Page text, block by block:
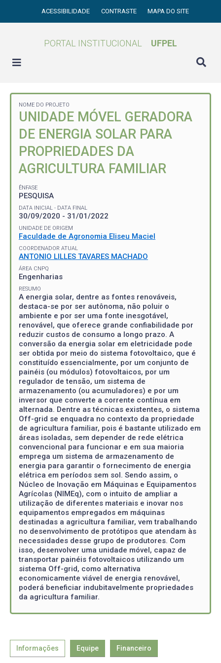
ACESSIBILIDADE CONTRASTE MAPA DO SITE
PORTAL INSTITUCIONAL UFPEL
NOME DO PROJETO
UNIDADE MÓVEL GERADORA
DE ENERGIA SOLAR PARA
PROPRIEDADES DA
AGRICULTURA FAMILIAR
ÊNFASE
PESQUISA
DATA INICIAL - DATA FINAL
30/09/2020 - 31/01/2022
UNIDADE DE ORIGEM
Faculdade de Agronomia Eliseu Maciel
COORDENADOR ATUAL
ANTONIO LILLES TAVARES MACHADO
ÁREA CNPQ
Engenharias
RESUMO
A energia solar, dentre as fontes renováveis,
destaca-se por ser autônoma, não poluir o
ambiente e por ser uma fonte inesgotável,
renovável, que oferece grande confiabilidade por
reduzir custos de consumo a longo prazo. A
conversão da energia solar em eletricidade pode
ser obtida por meio do sistema fotovoltaico, que é
constituído essencialmente, por um conjunto de
painéis (ou módulos) fotovoltaicos, por um
regulador de tensão, um sistema de
armazenamento (ou acumuladores) e por um
inversor que converte a corrente contínua em
alternada. Dentre as técnicas existentes, o sistema
Off-grid se enquadra no contexto da propriedade
de agricultura familiar, pois é bastante utilizado em
áreas isoladas, sem depender de rede elétrica
convencional para funcionar e em sua maioria
emprega um sistema de armazenamento de
energia para garantir o fornecimento de energia
elétrica em períodos sem sol. Sendo assim, o
Núcleo de Inovação em Máquinas e Equipamentos
Agrícolas (NIMEq), com o intuito de ampliar a
utilização de diferentes materiais e inovar nos
equipamentos empregados em máquinas
destinadas a agricultura familiar, vem trabalhando
no desenvolvimento de protótipos que atendam às
necessidades desse grupo de produtores. Com
isso, desenvolver uma unidade móvel, capaz de
transportar painéis fotovoltaicos utilizando um
sistema Off-grid, como alternativa
economicamente viável de energia renovável,
poderá beneficiar indubitavelmente propriedades
da agricultura familiar.
Informações Equipe Financeiro